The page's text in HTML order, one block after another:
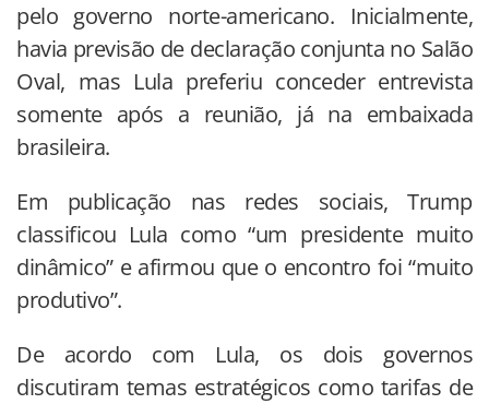
pelo governo norte-americano. Inicialmente,
havia previsão de declaração conjunta no Salão
Oval, mas Lula preferiu conceder entrevista
somente após a reunião, já na embaixada
brasileira.
Em publicação nas redes sociais, Trump
classificou Lula como “um presidente muito
dinâmico” e afirmou que o encontro foi “muito
produtivo”.
De acordo com Lula, os dois governos
discutiram temas estratégicos como tarifas de